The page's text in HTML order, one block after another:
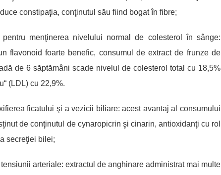
constipaţia, conţinutul său fiind bogat în fibre;
menţinerea nivelului normal de colesterol în sânge:
flavonoid foarte benefic, consumul de extract de frunze de
de 6 săptămâni scade nivelul de colesterol total cu 18,5%
(LDL) cu 22,9%.
ficatului şi a vezicii biliare: acest avantaj al consumului
de conţinutul de cynaropicrin şi cinarin, antioxidanţi cu rol
secreţiei bilei;
arteriale: extractul de anghinare administrat mai multe